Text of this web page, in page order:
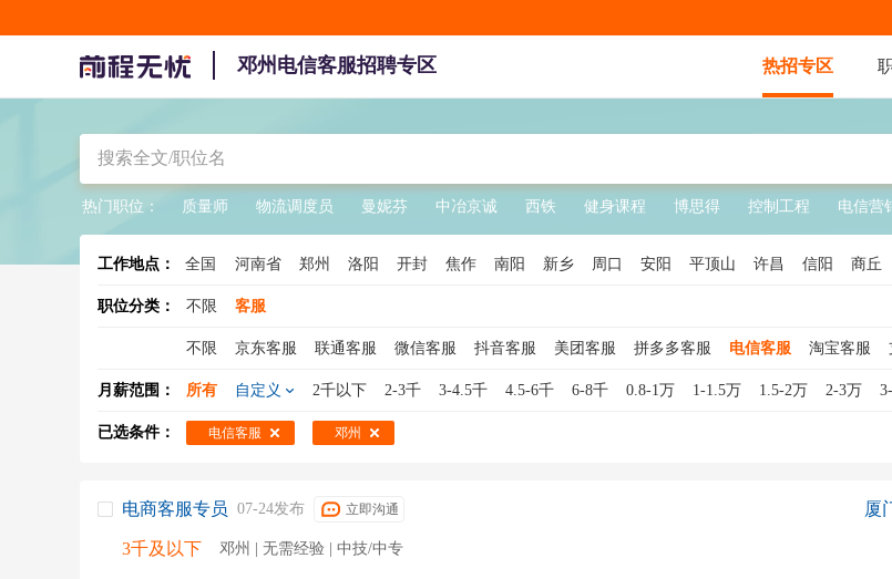
邓州电信客服招聘专区 热招专区
热门职位： 质量师 物流调度员 曼妮芬 中冶京诚 西铁 健身课程 博思得 控制工程 电信营
工作地点： 全国 河南省 郑州 洛阳 开封 焦作 南阳 新乡 周口 安阳 平顶山 许昌 信阳 商丘
职位分类： 不限 客服
不限 京东客服 联通客服 微信客服 抖音客服 美团客服 拼多多客服 电信客服 淘宝客服
在线客服
天猫客服 电商客服 在线客服咨询 电话客服 银行客服 客服专员 售后客服 网络
月薪范围： 所有 自定义 2千以下 2-3千 3-4.5千 4.5-6千 6-8千 0.8-1万 1-1.5万 1.5-2万 2-3万
已选条件： 电信客服 邓州
电商客服专员 07-24发布 立即沟通
3千及以下 邓州 | 无需经验 | 中技/中专
厦